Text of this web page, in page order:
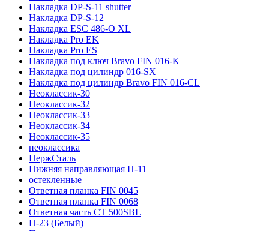
Накладка DP-S-11 shutter
Накладка DP-S-12
Накладка ESC 486-O XL
Накладка Pro EK
Накладка Pro ES
Накладка под ключ Bravo FIN 016-K
Накладка под цилиндр 016-SX
Накладка под цилиндр Bravo FIN 016-СL
Неоклассик-30
Неоклассик-32
Неоклассик-33
Неоклассик-34
Неоклассик-35
неоклассика
НержСталь
Нижняя направляющая П-11
остекленные
Ответная планка FIN 0045
Ответная планка FIN 0068
Ответная часть СТ 500SBL
П-23 (Белый)